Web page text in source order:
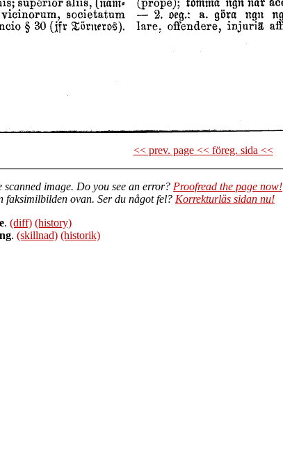
<< prev. page << föreg. sida <<
image. Do you see an error? Proofread the page now!
faksimilbilden ovan. Ser du något fel? Korrekturläs sidan nu!
. (diff) (history)
. (skillnad) (historik)